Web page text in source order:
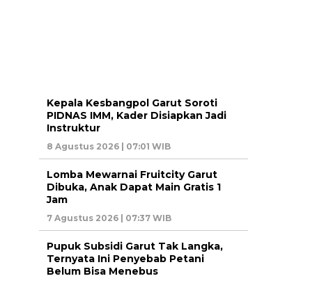
Kepala Kesbangpol Garut Soroti
PIDNAS IMM, Kader Disiapkan Jadi
Instruktur
8 Agustus 2026 | 07:01 WIB
Lomba Mewarnai Fruitcity Garut
Dibuka, Anak Dapat Main Gratis 1
Jam
7 Agustus 2026 | 07:37 WIB
Pupuk Subsidi Garut Tak Langka,
Ternyata Ini Penyebab Petani
Belum Bisa Menebus